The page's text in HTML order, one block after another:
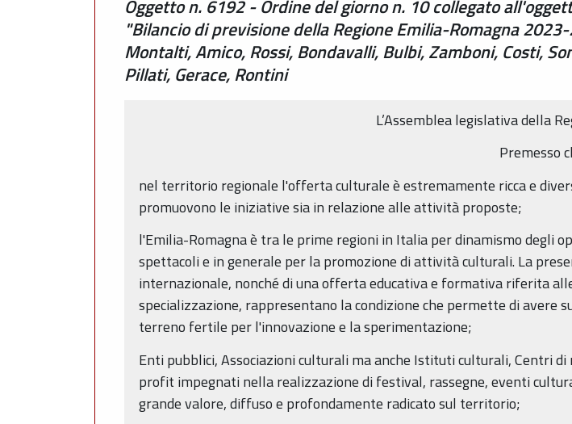
Oggetto n. 6192 - Ordine del giorno n. 10 collegato
"Bilancio di previsione della Regione Emilia-Romagna
Montalti, Amico, Rossi, Bondavalli, Bulbi, Zamboni, Costi,
Pillati, Gerace, Rontini
L’Assemblea legislativa della
Premesso
nel territorio regionale l'offerta culturale è estremamente ricca e
promuovono le iniziative sia in relazione alle attività proposte;
l'Emilia-Romagna è tra le prime regioni in Italia per dinamismo degli
spettacoli e in generale per la promozione di attività culturali. La
internazionale, nonché di una offerta educativa e formativa riferita
specializzazione, rappresentano la condizione che permette di
terreno fertile per l'innovazione e la sperimentazione;
Enti pubblici, Associazioni culturali ma anche Istituti culturali, Centri
profit impegnati nella realizzazione di festival, rassegne, eventi
grande valore, diffuso e profondamente radicato sul territorio;